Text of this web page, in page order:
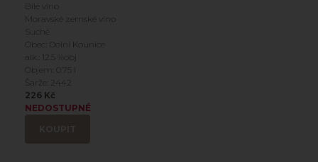
Bílé víno
Moravské zemské víno
Suché
Obec: Dolní Kounice
alk.: 12.5 %obj
Objem: 0.75 l
Šarže: 2442
226 Kč
NEDOSTUPNÉ